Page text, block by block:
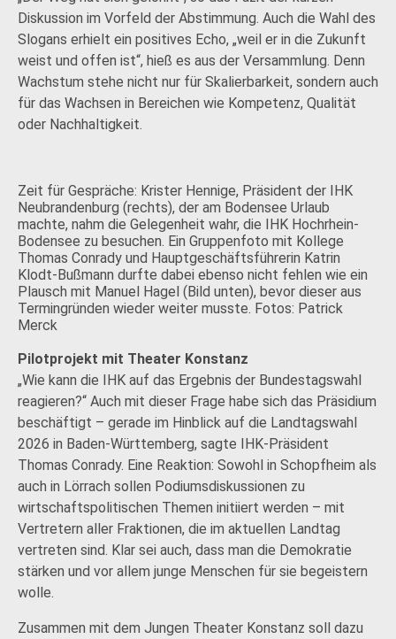
Diskussion im Vorfeld der Abstimmung. Auch die Wahl des
Slogans erhielt ein positives Echo, „weil er in die Zukunft
weist und offen ist“, hieß es aus der Versammlung. Denn
Wachstum stehe nicht nur für Skalierbarkeit, sondern auch
für das Wachsen in Bereichen wie Kompetenz, Qualität
oder Nachhaltigkeit.
Zeit für Gespräche: Krister Hennige, Präsident der IHK
Neubrandenburg (rechts), der am Bodensee Urlaub
machte, nahm die Gelegenheit wahr, die IHK Hochrhein-
Bodensee zu besuchen. Ein Gruppenfoto mit Kollege
Thomas Conrady und Hauptgeschäftsführerin Katrin
Klodt-Bußmann durfte dabei ebenso nicht fehlen wie ein
Plausch mit Manuel Hagel (Bild unten), bevor dieser aus
Termingründen wieder weiter musste. Fotos: Patrick
Merck
Pilotprojekt mit Theater Konstanz
„Wie kann die IHK auf das Ergebnis der Bundestagswahl
reagieren?“ Auch mit dieser Frage habe sich das Präsidium
beschäftigt – gerade im Hinblick auf die Landtagswahl
2026 in Baden-Württemberg, sagte IHK-Präsident
Thomas Conrady. Eine Reaktion: Sowohl in Schopfheim als
auch in Lörrach sollen Podiumsdiskussionen zu
wirtschaftspolitischen Themen initiiert werden – mit
Vertretern aller Fraktionen, die im aktuellen Landtag
vertreten sind. Klar sei auch, dass man die Demokratie
stärken und vor allem junge Menschen für sie begeistern
wolle.
Zusammen mit dem Jungen Theater Konstanz soll dazu